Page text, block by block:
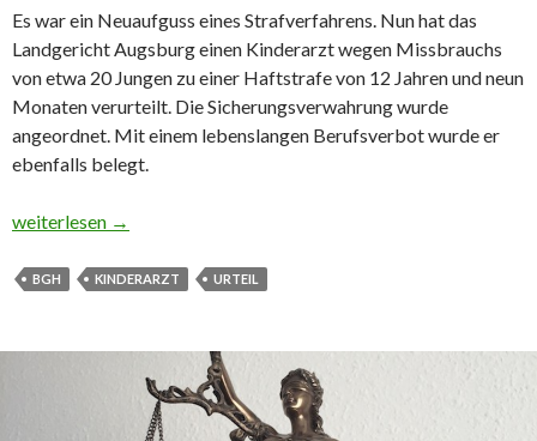
Es war ein Neuaufguss eines Strafverfahrens. Nun hat das
Landgericht Augsburg einen Kinderarzt wegen Missbrauchs
von etwa 20 Jungen zu einer Haftstrafe von 12 Jahren und neun
Monaten verurteilt. Die Sicherungsverwahrung wurde
angeordnet. Mit einem lebenslangen Berufsverbot wurde er
ebenfalls belegt.
Urteil gegen pädophilen Kinderarzt
weiterlesen →
BGH KINDERARZT URTEIL